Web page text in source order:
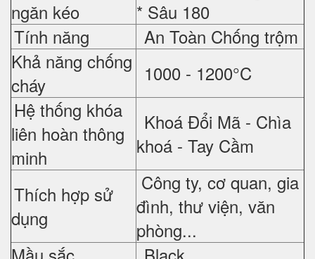
ngăn kéo
* Sâu 180
Tính năng
An Toàn Chống trộm
Khả năng chống
cháy
1000 - 1200°C
Hệ thống khóa
liên hoàn thông
minh
Khoá Đổi Mã - Chìa
khoá - Tay Cầm
Thích hợp sử
dụng
Công ty, cơ quan, gia
đình, thư viện, văn
phòng...